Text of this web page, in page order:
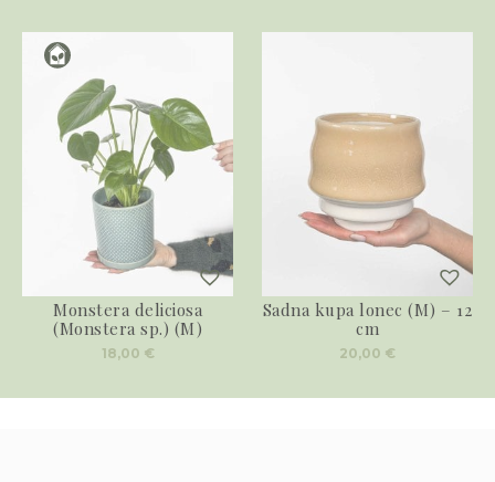
Monstera deliciosa
(Monstera sp.) (M)
18,00 €
Sadna kupa lonec (M) – 12
cm
20,00 €